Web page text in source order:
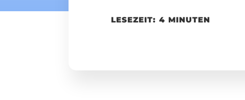
LESEZEIT: 4 MINUTEN